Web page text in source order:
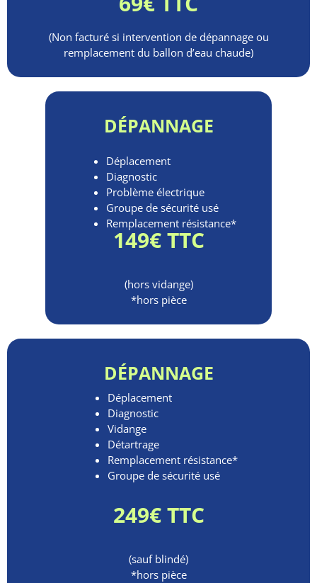
(Non facturé si intervention de dépannage ou
remplacement du ballon d’eau chaude)
DÉPANNAGE
Déplacement
Diagnostic
Problème électrique
Groupe de sécurité usé
Remplacement résistance*
149€ TTC
(hors vidange)
*hors pièce
DÉPANNAGE
Déplacement
Diagnostic
Vidange
Détartrage
Remplacement résistance*
Groupe de sécurité usé
249€ TTC
(sauf blindé)
*hors pièce